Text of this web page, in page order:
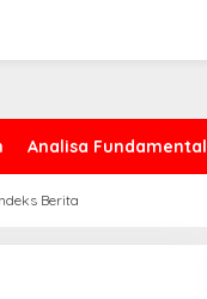
Analisa Fundamental
Berita